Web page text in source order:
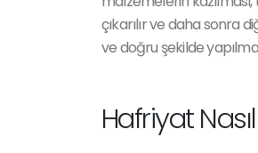
çıkarılır ve daha sonra
ve doğru şekilde
Hafriyat Nasıl